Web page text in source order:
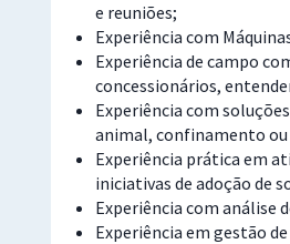
e reuniões;
Experiência com
Experiência de campo
concessionários,
Experiência com
animal, confinamento
Experiência prática em
iniciativas de adoção de
Experiência com análise
Experiência em gestão